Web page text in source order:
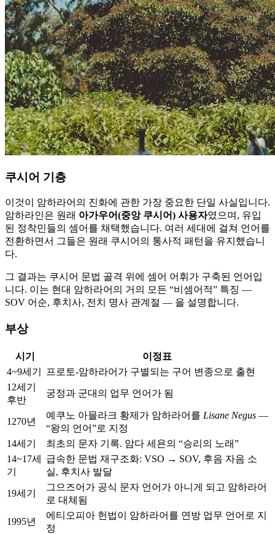
쿠시어 기층
이것이 암하라어의 진화에 관한 가장 중요한 단일 사실입니다.
암하라인은 원래 아가우어(중앙 쿠시어) 사용자였으며, 유입
된 정착민들의 셈어를 채택했습니다. 여러 세대에 걸쳐 언어를
전환하면서 그들은 원래 쿠시어의 통사적 패턴을 유지했습니
다.
그 결과는 쿠시어 문법 골격 위에 셈어 어휘가 구축된 언어입
니다. 이는 현대 암하라어의 거의 모든 “비셈어적” 특징 —
SOV 어순, 후치사, 전치 명사 관계절 — 을 설명합니다.
부상
시기
이정표
4~9세기
프로토-암하라어가 구별되는 구어 변종으로 출현
12세기
후반
궁정과 군대의 업무 언어가 됨
1270년
예쿠노 아믈라크 황제가 암하라어를 Lisane Negus —
“왕의 언어”로 지정
14세기
최초의 문자 기록. 암다 세욘의 “승리의 노래”
14~17세
기
급속한 문법 재구조화: VSO → SOV, 후음 자음 소
실, 후치사 발달
19세기
그으즈어가 공식 문자 언어가 아니게 되고 암하라어
로 대체됨
1995년
에티오피아 헌법이 암하라어를 연방 업무 언어로 지
정